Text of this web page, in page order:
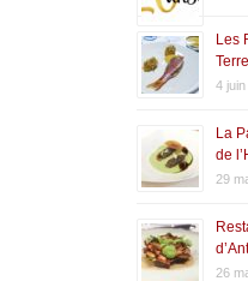
Les
4
La
de
29
26